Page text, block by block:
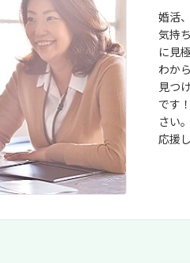
婚活
気持
に見
わか
見つ
です
さい
応援